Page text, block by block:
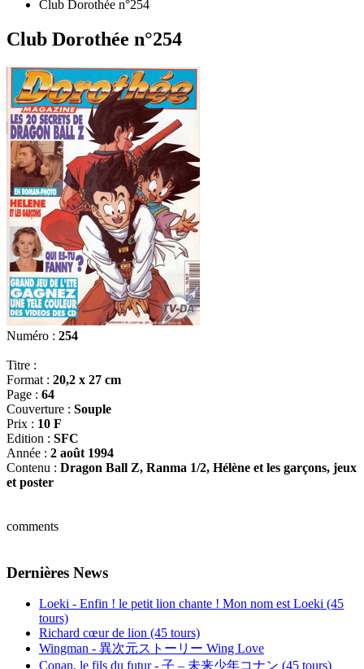
Club Dorothée n°254
Club Dorothée n°254
Numéro : 254
Titre :
Format : 20,2 x 27 cm
Page : 64
Couverture : Souple
Prix : 10 F
Edition : SFC
Année : 2 août 1994
Contenu : Dragon Ball Z, Ranma 1/2, Hélène et les garçons, jeux
et poster
comments
Dernières News
Loeki - Enfin ! le petit lion chante ! Mon nom est Loeki (45
tours)
Richard cœur de lion (45 tours)
Wingman - 異次元ストーリー Wing Love
Conan, le fils du futur - 子 – 未来少年コナン (45 tours)